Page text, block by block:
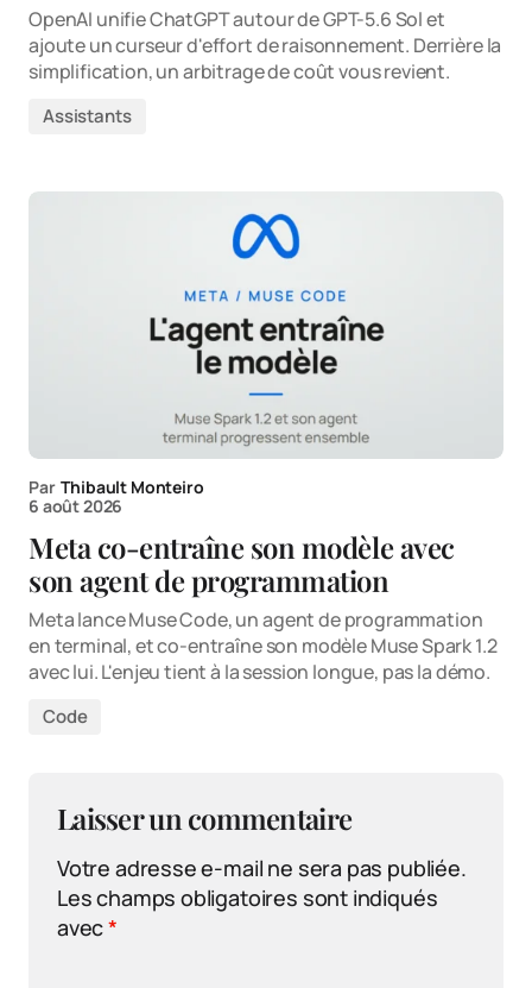
OpenAI unifie ChatGPT autour de GPT-5.6 Sol et
ajoute un curseur d'effort de raisonnement. Derrière la
simplification, un arbitrage de coût vous revient.
Assistants
Par Thibault Monteiro
6 août 2026
Meta co-entraîne son modèle avec
son agent de programmation
Meta lance Muse Code, un agent de programmation
en terminal, et co-entraîne son modèle Muse Spark 1.2
avec lui. L'enjeu tient à la session longue, pas la démo.
Code
Laisser un commentaire
Votre adresse e-mail ne sera pas publiée.
Les champs obligatoires sont indiqués
avec*